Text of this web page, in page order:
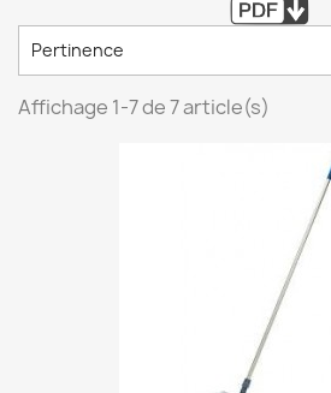
Pertinence
Affichage 1-7 de 7 article(s)